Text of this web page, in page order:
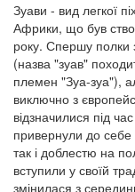
Зуави - вид легкої
Африки, що був
року. Спершу полки
(назва "зуав"
племен "Зуа-зуа"),
виключно з
відзначилися під
привернули до себе
так і доблестю на
вступили у своїй
змінилася з